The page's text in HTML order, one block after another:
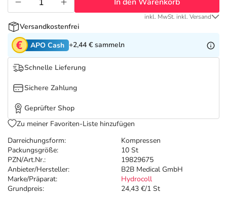
Tierapotheke
Vitamine & Mineralstoffe
Marken
Salus Deals
Darreichungsform:
Kompressen
Packungsgröße:
10 St
PZN/Art.Nr.:
19829675
Anbieter/Hersteller:
B2B Medical GmbH
Marke/Präparat:
Hydrocoll
Grundpreis:
24,43 €/1 St
inkl. MwSt. inkl. Versand
Versandkostenfrei
APO Cash +2,44 € sammeln
Schnelle Lieferung
Sichere Zahlung
Geprüfter Shop
Zu meiner Favoriten-Liste hinzufügen